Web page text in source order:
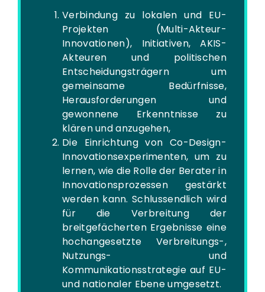
Verbindung zu lokalen und EU-
Projekten (Multi-Akteur-
Innovationen), Initiativen, AKIS-
Akteuren und politischen
Entscheidungsträgern um
gemeinsame Bedürfnisse,
Herausforderungen und
gewonnene Erkenntnisse zu
klären und anzugehen,
Die Einrichtung von Co-Design-
Innovationsexperimenten, um zu
lernen, wie die Rolle der Berater in
Innovationsprozessen gestärkt
werden kann. Schlussendlich wird
für die Verbreitung der
breitgefächerten Ergebnisse eine
hochangesetzte Verbreitungs-,
Nutzungs- und
Kommunikationsstrategie auf EU-
und nationaler Ebene umgesetzt.